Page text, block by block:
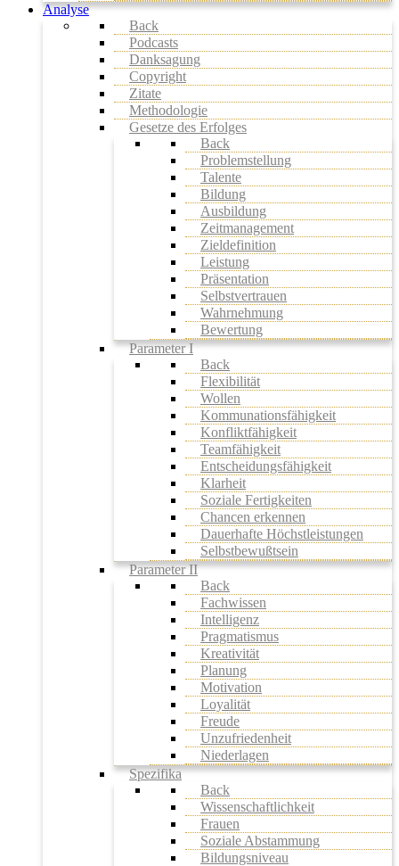
Analyse
Back
Podcasts
Danksagung
Copyright
Zitate
Methodologie
Gesetze des Erfolges
Back
Problemstellung
Talente
Bildung
Ausbildung
Zeitmanagement
Zieldefinition
Leistung
Präsentation
Selbstvertrauen
Wahrnehmung
Bewertung
Parameter I
Back
Flexibilität
Wollen
Kommunationsfähigkeit
Konfliktfähigkeit
Teamfähigkeit
Entscheidungsfähigkeit
Klarheit
Soziale Fertigkeiten
Chancen erkennen
Dauerhafte Höchstleistungen
Selbstbewußtsein
Parameter II
Back
Fachwissen
Intelligenz
Pragmatismus
Kreativität
Planung
Motivation
Loyalität
Freude
Unzufriedenheit
Niederlagen
Spezifika
Back
Wissenschaftlichkeit
Frauen
Soziale Abstammung
Bildungsniveau